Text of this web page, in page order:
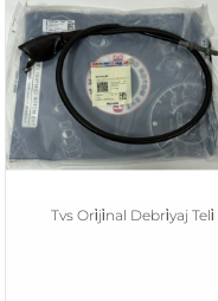
Tvs Ori̇ji̇nal Debri̇yaj Teli̇